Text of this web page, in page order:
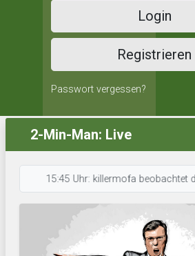
Login
Registrieren
Passwort vergessen?
2-Min-Man: Live
15:45 Uhr: killermofa beobachtet den